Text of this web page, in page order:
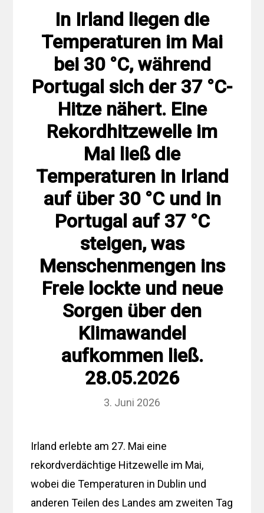
In Irland liegen die
Temperaturen im Mai
bei 30 °C, während
Portugal sich der 37 °C-
Hitze nähert. Eine
Rekordhitzewelle im
Mai ließ die
Temperaturen in Irland
auf über 30 °C und in
Portugal auf 37 °C
steigen, was
Menschenmengen ins
Freie lockte und neue
Sorgen über den
Klimawandel
aufkommen ließ.
28.05.2026
3. Juni 2026
Irland erlebte am 27. Mai eine
rekordverdächtige Hitzewelle im Mai,
wobei die Temperaturen in Dublin und
anderen Teilen des Landes am zweiten Tag